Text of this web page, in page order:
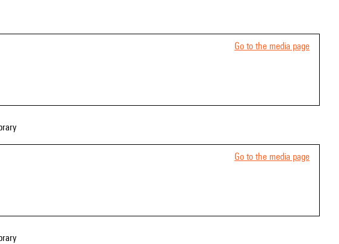
Go to the media page
Go to the media page